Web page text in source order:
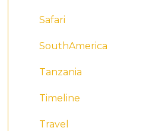
Safari
SouthAmerica
Tanzania
Timeline
Travel